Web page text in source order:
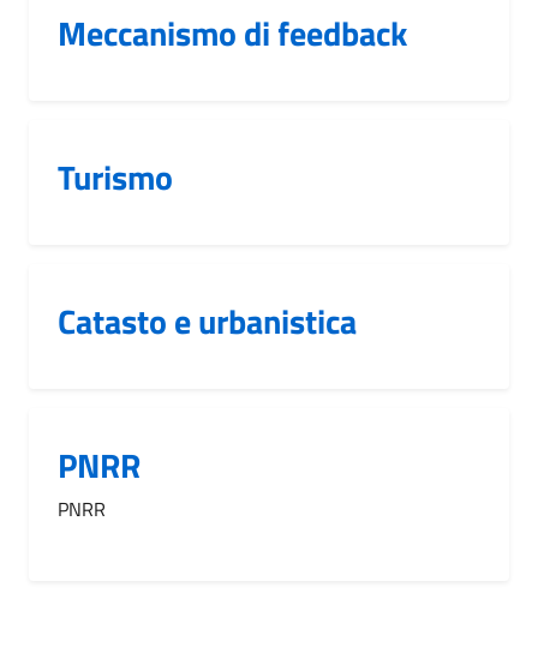
Meccanismo di feedback
Turismo
Catasto e urbanistica
PNRR
PNRR